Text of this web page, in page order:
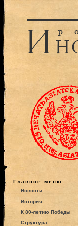
Главное меню
Новости
История
К 80-летию Победы
Структура